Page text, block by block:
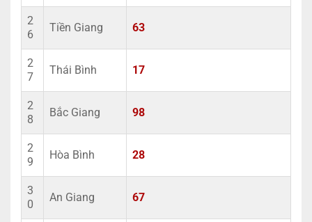
2
6
Tiền Giang 63
2
7
Thái Bình 17
2
8
Bắc Giang 98
2
9
Hòa Bình 28
3
0
An Giang 67